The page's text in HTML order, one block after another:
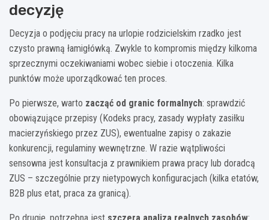
decyzję
Decyzja o podjęciu pracy na urlopie rodzicielskim rzadko jest
czysto prawną łamigłówką. Zwykle to kompromis między kilkoma
sprzecznymi oczekiwaniami wobec siebie i otoczenia. Kilka
punktów może uporządkować ten proces.
Po pierwsze, warto zacząć od granic formalnych: sprawdzić
obowiązujące przepisy (Kodeks pracy, zasady wypłaty zasiłku
macierzyńskiego przez ZUS), ewentualne zapisy o zakazie
konkurencji, regulaminy wewnętrzne. W razie wątpliwości
sensowna jest konsultacja z prawnikiem prawa pracy lub doradcą
ZUS – szczególnie przy nietypowych konfiguracjach (kilka etatów,
B2B plus etat, praca za granicą).